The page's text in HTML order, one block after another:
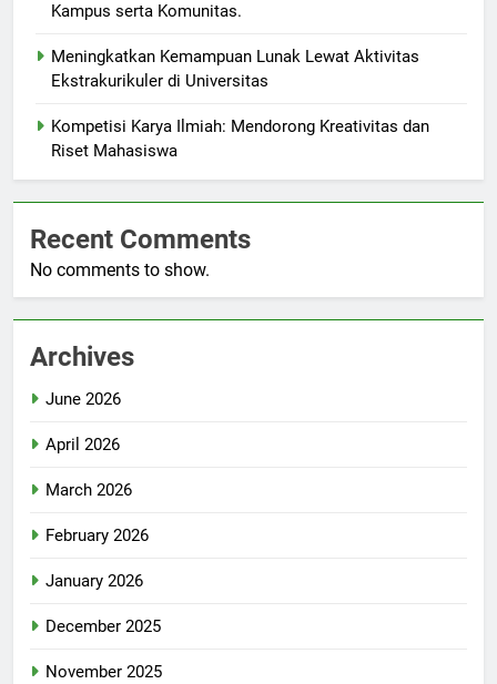
Kampus serta Komunitas.
Meningkatkan Kemampuan Lunak Lewat Aktivitas
Ekstrakurikuler di Universitas
Kompetisi Karya Ilmiah: Mendorong Kreativitas dan
Riset Mahasiswa
Recent Comments
No comments to show.
Archives
June 2026
April 2026
March 2026
February 2026
January 2026
December 2025
November 2025